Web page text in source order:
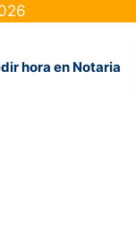
hora en Notaria